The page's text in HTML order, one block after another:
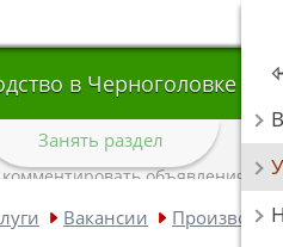
Вакансии
в Черноголовке
Занять раздел
объявления,